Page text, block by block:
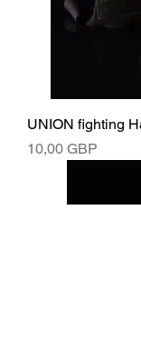
UNION fighting
Ár
10,00 GBP